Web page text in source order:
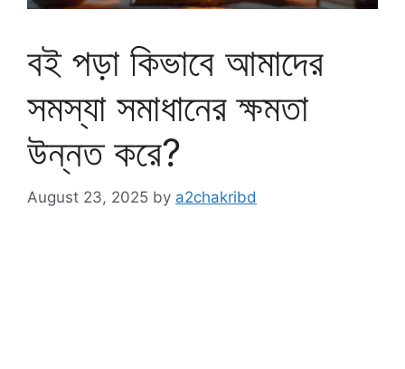
বই পড়া কিভাবে আমাদের
সমস্যা সমাধানের ক্ষমতা
উন্নত করে?
August 23, 2025 by a2chakribd